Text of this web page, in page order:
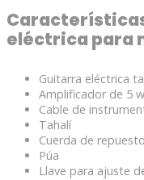
eléctrica para
Guitarra eléctrica
Amplificador de 5
Cable de
Tahalí
Cuerda de repuesto
Púa
Llave para ajuste